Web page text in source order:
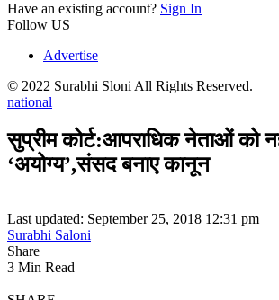
Have an existing account? Sign In
Follow US
Advertise
© 2022 Surabhi Sloni All Rights Reserved.
national
सुप्रीम कोर्ट:आपराधिक नेताओं को
‘अयोग्य’,संसद बनाए कानून
Last updated: September 25, 2018 12:31 pm
Surabhi Saloni
Share
3 Min Read